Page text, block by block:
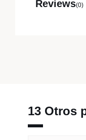
Reviews(0)
13 Otros